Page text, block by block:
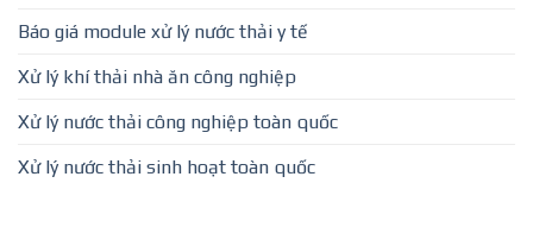
Báo giá module xử lý nước thải y tế
Xử lý khí thải nhà ăn công nghiệp
Xử lý nước thải công nghiệp toàn quốc
Xử lý nước thải sinh hoạt toàn quốc